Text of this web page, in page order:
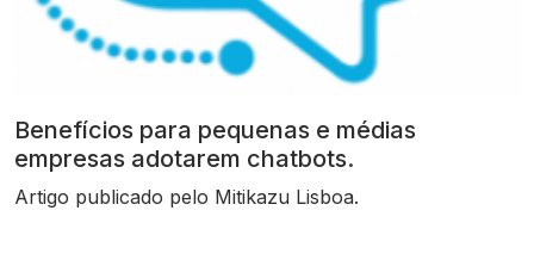
Benefícios para pequenas e médias
empresas adotarem chatbots.
Artigo publicado pelo Mitikazu Lisboa.